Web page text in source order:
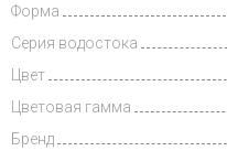
Форма
Серия водостока
Цвет
Цветовая гамма
Бренд